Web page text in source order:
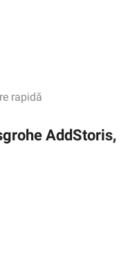
rapidă
AddStoris,